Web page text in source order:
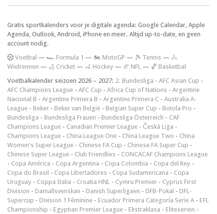
Gratis sportkalenders voor je digitale agenda: Google Calendar, Apple
Agenda, Outlook, Android, iPhone en meer. Altijd up-to-date, en geen
account nodig.
Voetbal — 🏎️ Formula 1 — 🏍 MotoGP — 🎾 Tennis — 🚴
Wielrennen — 🏏 Cricket — 🏑 Hockey — 🏈 NFL — 🏀 Basketbal
Voetbalkalender seizoen 2026 – 2027: 2. Bundesliga - AFC Asian Cup -
AFC Champions League - AFC Cup - Africa Cup of Nations - Argentine
Nacional B - Argentine Primera B - Argentine Primera C - Australia A-
League - Beker - Beker van België - Belgian Super Cup - Botola Pro -
Bundesliga - Bundesliga Frauen - Bundesliga Österreich - CAF
Champions League - Canadian Premier League - Česká Liga -
Champions League - China League One - China League Two - China
Women's Super League - Chinese FA Cup - Chinese FA Super Cup -
Chinese Super League - Club Friendlies - CONCACAF Champions League
- Copa América - Copa Argentina - Copa Colombia - Copa del Rey -
Copa do Brasil - Copa Libertadores - Copa Sudamericana - Copa
Uruguay - Coppa Italia - Croatia HNL - Cymru Premier - Cyprus First
Division - Damallsvenskan - Danish Superligaen - DFB-Pokal - DFL-
Supercup - Division 1 Féminine - Ecuador Primera Categoría Serie A - EFL
Championship - Egyptian Premier League - Ekstraklasa - Eliteserien -